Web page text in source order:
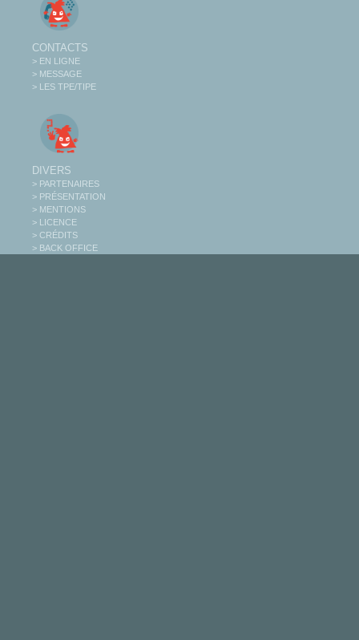
CONTACTS
> EN LIGNE
> MESSAGE
> LES TPE/TIPE
DIVERS
> PARTENAIRES
> PRÉSENTATION
> MENTIONS
> LICENCE
> CRÉDITS
> BACK OFFICE